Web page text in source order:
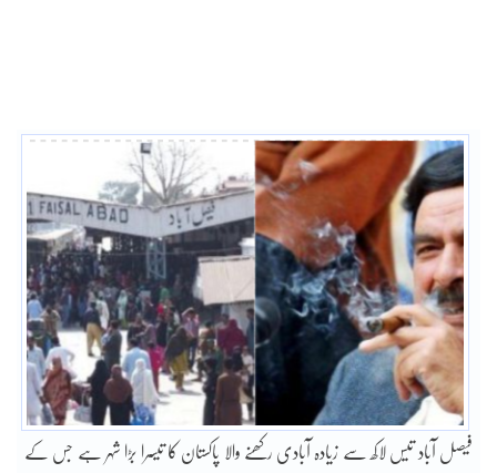
فیصل آباد تیس لاکھ سے زیادہ آبادی رکھنے والا پاکستان کا تیسرا بڑا شہر ہے جس کے